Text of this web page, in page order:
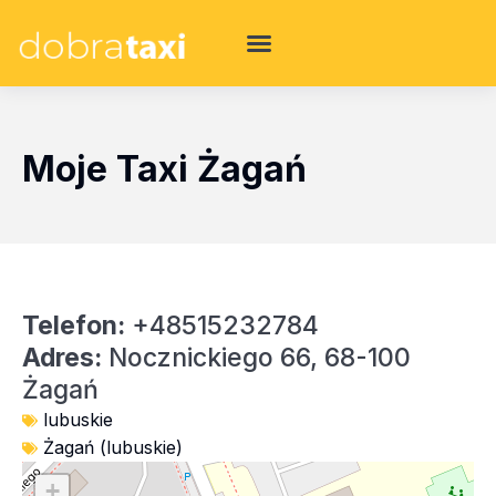
Moje Taxi Żagań
Telefon: +48515232784
Adres: Nocznickiego 66, 68-100
Żagań
lubuskie
Żagań (lubuskie)